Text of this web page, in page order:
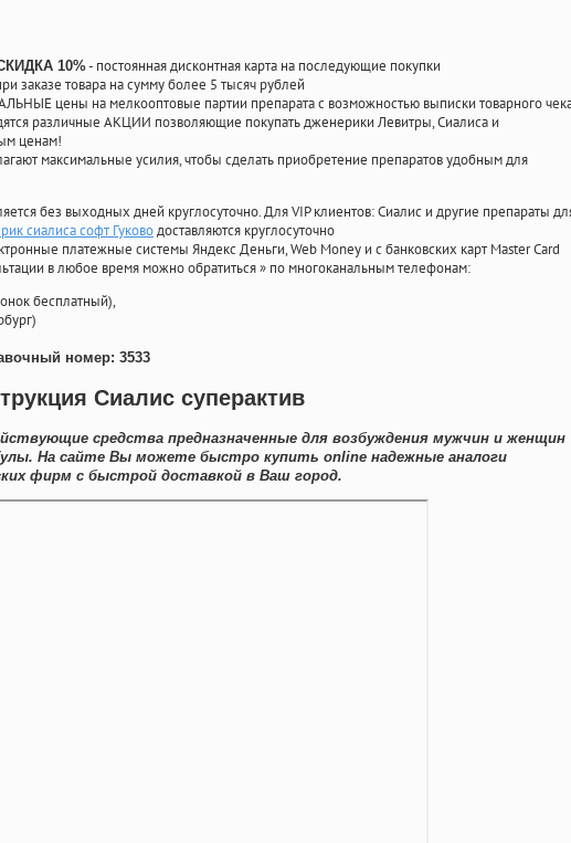
10%- постоянная дисконтная карта на последующие покупки
заказе товара на сумму более 5 тысяч рублей
цены на мелкооптовые партии препарата с возможностью выписки товарного
различные АКЦИИ позволяющие покупать дженерики Левитры, Сиалиса и
ценам!
максимальные усилия, чтобы сделать приобретение препаратов удобным для
без выходных дней круглосуточно. Для VIP клиентов: Сиалис и другие препараты
сиалиса софт Гуководоставляются круглосуточно
платежные системы Яндекс Деньги, Web Money и с банковских карт Master Card
в любое время можно обратиться» по многоканальным телефонам:
бесплатный),
номер: 3533
Сиалис суперактив
средства предназначенные для возбуждения мужчин и женщин
На сайте Вы можете быстро купить online надежные аналоги
фирм с быстрой доставкой в Ваш город.